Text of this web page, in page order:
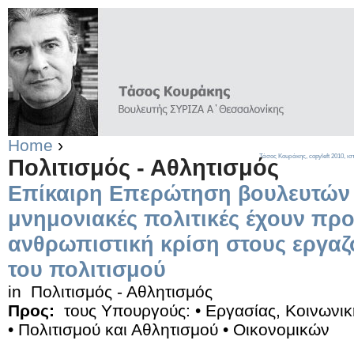
Home ›
Πολιτισμός - Αθλητισμός
Επίκαιρη Επερώτηση
μνημονιακές πολιτικές έχουν
ανθρωπιστική κρίση στους
του πολιτισμού
in
Πολιτισμός - Αθλητισμός
Προς:
τους Υπουργούς: • Εργασίας,
• Πολιτισμού και Αθλητισμού • Οικονομικών
Τάσος Κουράκης, copyleft 2010,